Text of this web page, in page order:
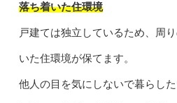
落ち着いた住環境
戸建ては独立しているため、周
いた住環境が保てます。
他人の目を気にしないで暮らし